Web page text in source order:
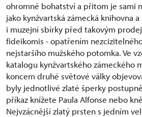
ohromné bohatství a přitom je sami
jako kynžvartská zámecká knihovna
i muzejní sbírky před takovým
fideikomis - opatřením
nejstaršího mužského potomka. Ve
katalogu kynžvartského zámeckého
koncem druhé světové války
byly jednotlivé zlaté šperky
příkaz knížete Paula Alfonse nebo
Nejvzácnější zlatý prsten s jedním